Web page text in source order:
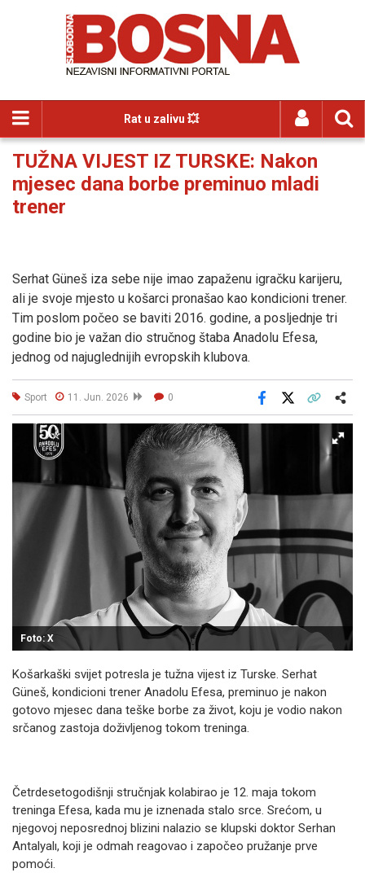
Rat u zalivu 💥
TUŽNA VIJEST IZ TURSKE: Nakon
mjesec dana borbe preminuo mladi
trener
Serhat Güneš iza sebe nije imao zapaženu igračku karijeru,
ali je svoje mjesto u košarci pronašao kao kondicioni trener.
Tim poslom počeo se baviti 2016. godine, a posljednje tri
godine bio je važan dio stručnog štaba Anadolu Efesa,
jednog od najuglednijih evropskih klubova.
Sport 11. Jun. 2026 0
Facebook
Foto: X
Košarkaški svijet potresla je tužna vijest iz Turske. Serhat
Güneš, kondicioni trener Anadolu Efesa, preminuo je nakon
gotovo mjesec dana teške borbe za život, koju je vodio nakon
srčanog zastoja doživljenog tokom treninga.
Četrdesetogodišnji stručnjak kolabirao je 12. maja tokom
treninga Efesa, kada mu je iznenada stalo srce. Srećom, u
njegovoj neposrednoj blizini nalazio se klupski doktor Serhan
Antalyalı, koji je odmah reagovao i započeo pružanje prve
pomoći.